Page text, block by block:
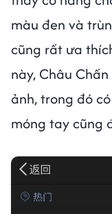
màu đen và
cũng rất ưa
này, Châu
ảnh, trong đó
móng tay cũng